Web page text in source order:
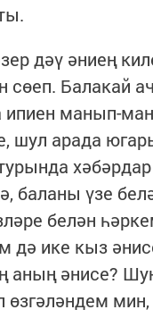
дәү әниең
сөеп. Балакай
ипиен манып-
шул арада
баланы үзе
белән
дә ике кыз
аның әнисе?
өзгәләндем мин,